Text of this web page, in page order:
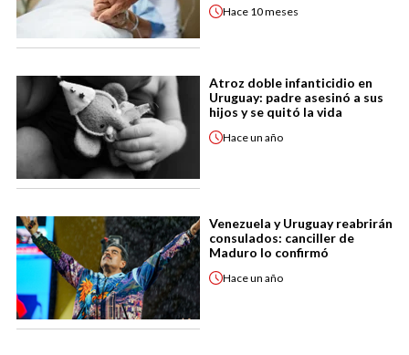
Hace 10 meses
Atroz doble infanticidio en
Uruguay: padre asesinó a sus
hijos y se quitó la vida
Haceun año
Venezuela y Uruguay reabrirán
consulados: canciller de
Maduro lo confirmó
Haceun año